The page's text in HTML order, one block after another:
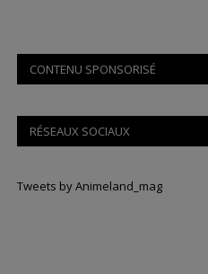
CONTENU SPONSORISÉ
RÉSEAUX SOCIAUX
Tweets by Animeland_mag